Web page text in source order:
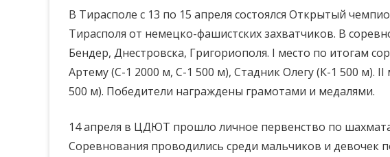
В Тирасполе с 13 по 15 апреля состоялся Открытый
Тирасполя от немецко-фашистских захватчиков. В
Бендер, Днестровска, Григориополя. I место по итогам
Артему (С-1 2000 м, С-1 500 м), Стадник Олегу (К-1 500 м).
500 м). Победители награждены грамотами и медалями.
14 апреля в ЦДЮТ прошло личное первенство по
Соревнования проводились среди мальчиков и девочек